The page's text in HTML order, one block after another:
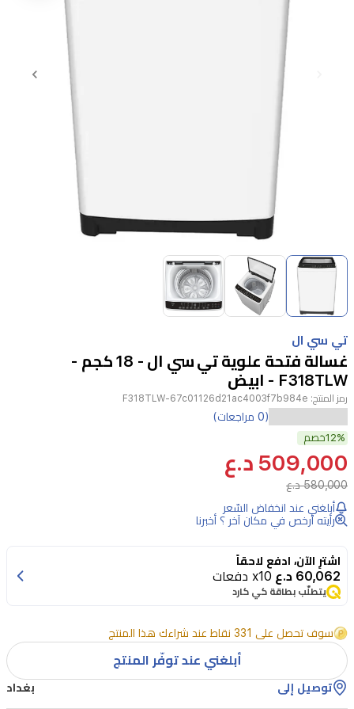
Item
of
1
of
3
تي سي ال
غسالة فتحة علوية تي سي ال - 18 كجم -
F318TLW - ابيض
رمز المنتج: F318TLW-67c01126d21ac4003f7b984e
غسالة
TCL
F318TLW
تعبئة
علوية
الأوتوماتيك
بسعة
كجم.
تأتي
مع
موزع
(0 مراجعات)
12%خصم
509,000 د.ع
580,000 د.ع
أبلغني عند انخفاض السّعر
رأيته أرخص في مكان آخر ؟ أخبرنا
اشترِ الآن، ادفع لاحقاً
60,062 د.ع x10 دفعات
يتطلّب بطاقة كي كارد
سوف تحصل على 331 نقاط عند شراءك هذا المنتج
أبلغني عند توفّر المنتج
توصيل إلى بغداد